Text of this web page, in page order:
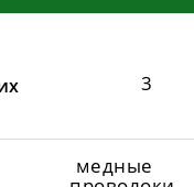
3
медные